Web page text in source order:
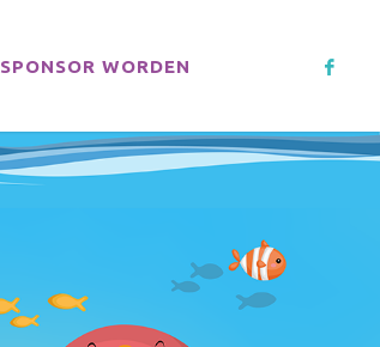
SPONSOR WORDEN